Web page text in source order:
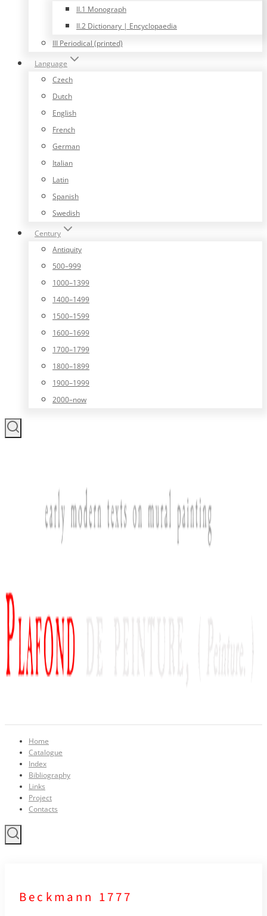
II.1 Monograph
II.2 Dictionary | Encyclopaedia
III Periodical (printed)
Language
Czech
Dutch
English
French
German
Italian
Latin
Spanish
Swedish
Century
Antiquity
500–999
1000–1399
1400–1499
1500–1599
1600–1699
1700–1799
1800–1899
1900–1999
2000–now
Home
Catalogue
Index
Bibliography
Links
Project
Contacts
Beckmann 1777